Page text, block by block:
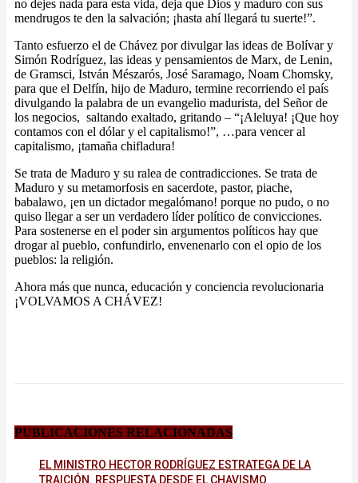
no dejes nada para esta vida, deja que Dios y maduro con sus
mendrugos te den la salvación; ¡hasta ahí llegará tu suerte!”.
Tanto esfuerzo el de Chávez por divulgar las ideas de Bolívar y
Simón Rodríguez, las ideas y pensamientos de Marx, de Lenin,
de Gramsci, István Mészarós, José Saramago, Noam Chomsky,
para que el Delfín, hijo de Maduro, termine recorriendo el país
divulgando la palabra de un evangelio madurista, del Señor de
los negocios, saltando exaltado, gritando – “¡Aleluya! ¡Que hoy
contamos con el dólar y el capitalismo!”, …para vencer al
capitalismo, ¡tamaña chifladura!
Se trata de Maduro y su ralea de contradicciones. Se trata de
Maduro y su metamorfosis en sacerdote, pastor, piache,
babalawo, ¡en un dictador megalómano! porque no pudo, o no
quiso llegar a ser un verdadero líder político de convicciones.
Para sostenerse en el poder sin argumentos políticos hay que
drogar al pueblo, confundirlo, envenenarlo con el opio de los
pueblos: la religión.
Ahora más que nunca, educación y conciencia revolucionaria
¡VOLVAMOS A CHÁVEZ!
PUBLICACIONES RELACIONADAS
EL MINISTRO HECTOR RODRÍGUEZ ESTRATEGA DE LA
TRAICIÓN. RESPUESTA DESDE EL CHAVISMO